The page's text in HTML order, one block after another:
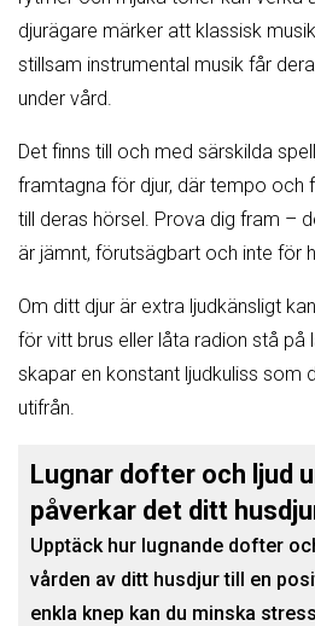
djurägare märker att klassisk
stillsam instrumental musik får
under vård.
Det finns till och med särskilda
framtagna för djur, där tempo och
till deras hörsel. Prova dig fram –
är jämnt, förutsägbart och inte för
Om ditt djur är extra ljudkänsligt
för vitt brus eller låta radion stå på
skapar en konstant ljudkuliss som
utifrån.
Lugnar dofter och ljud
påverkar det ditt
Upptäck hur lugnande dofter
vården av ditt husdjur till en
enkla knep kan du minska